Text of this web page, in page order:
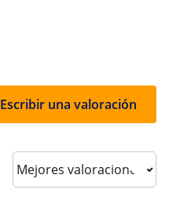
Escribir una valoración
Sort reviews